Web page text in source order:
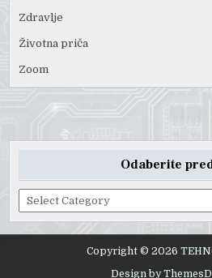
Zdravlje
Životna priča
Zoom
Odaberite
Odaberite
predmet:
Copyright © 2026
Design by